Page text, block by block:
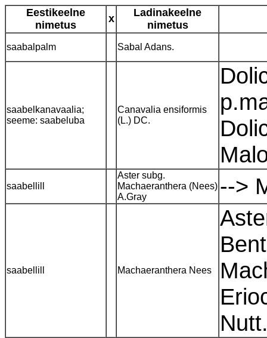
Eestikeelne
nimetus
x
Ladinakeelne
nimetus
saabalpalm Sabal Adans.
saabelkanavaalia;
seeme: saabeluba
Canavalia ensiformis
(L.) DC.
saabellill
Aster subg.
Machaeranthera (Nees)
A.Gray
-->
saabellill Machaeranthera Nees